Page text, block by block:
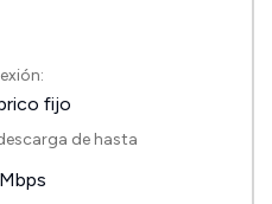
fijo
de hasta
Mbps